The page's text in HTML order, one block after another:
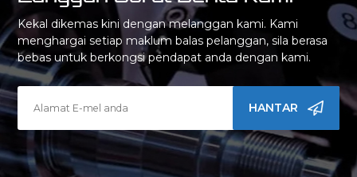
Kekal dikemas kini dengan melanggan kami. Kami
menghargai setiap maklum balas pelanggan, sila berasa
bebas untuk berkongsi pendapat anda dengan kami.
HANTAR